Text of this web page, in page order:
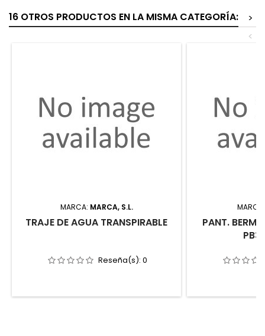
16 OTROS PRODUCTOS EN LA MISMA CATEGORÍA:
>
<
MARCA: MARCA, S.L.
TRAJE DE AGUA TRANSPIRABLE
Reseña(s): 0
PANT.